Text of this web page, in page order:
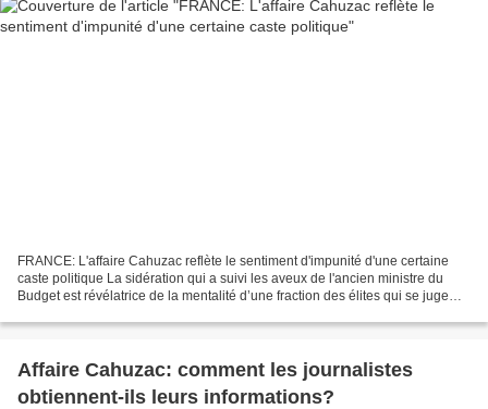
FRANCE: L'affaire Cahuzac reflète le sentiment d'impunité d'une certaine
caste politique La sidération qui a suivi les aveux de l'ancien ministre du
Budget est révélatrice de la mentalité d’une fraction des élites qui se juge
Affaire Cahuzac: comment les journalistes
obtiennent-ils leurs informations?